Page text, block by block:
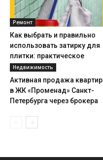
Ремонт
Как выбрать и правильно
использовать затирку для
плитки: практическое
руководство
Недвижимость
Активная продажа квартир
в ЖК «Променад» Санкт-
Петербурга через брокера